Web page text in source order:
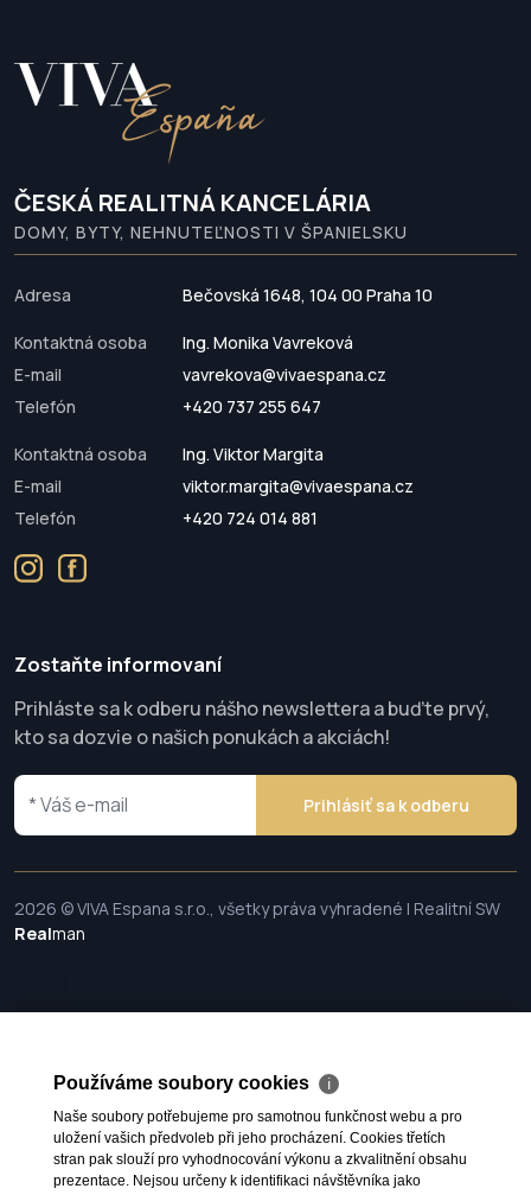
ČESKÁ REALITNÁ KANCELÁRIA
DOMY, BYTY, NEHNUTEĽNOSTI V ŠPANIELSKU
Adresa Bečovská 1648, 104 00 Praha 10
Kontaktná osoba
Ing. Monika Vavreková
E-mail
vavrekova@vivaespana.cz
Telefón
+420 737 255 647
Kontaktná osoba
Ing. Viktor Margita
E-mail
viktor.margita@vivaespana.cz
Telefón
+420 724 014 881
Zostaňte informovaní
Prihláste sa k odberu nášho newslettera a buďte prvý,
kto sa dozvie o našich ponukách a akciách!
Prihlásiť sa k odberu
2026 © VIVA Espana s.r.o., všetky práva vyhradené | Realitní SW
Realman
Používáme soubory cookies ℹ
Naše soubory potřebujeme pro samotnou funkčnost webu a pro
uložení vašich předvoleb při jeho procházení. Cookies třetích
stran pak slouží pro vyhodnocování výkonu a zkvalitnění obsahu
prezentace. Nejsou určeny k identifikaci návštěvníka jako